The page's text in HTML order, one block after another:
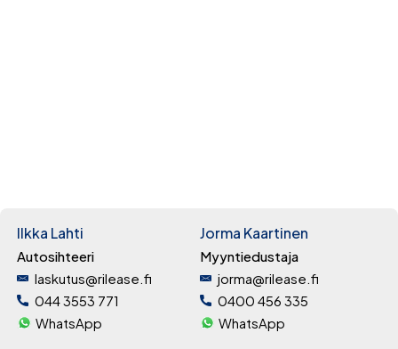
Ilkka Lahti
Autosihteeri
laskutus@rilease.fi
044 3553 771
WhatsApp
Jorma Kaartinen
Myyntiedustaja
jorma@rilease.fi
0400 456 335
WhatsApp